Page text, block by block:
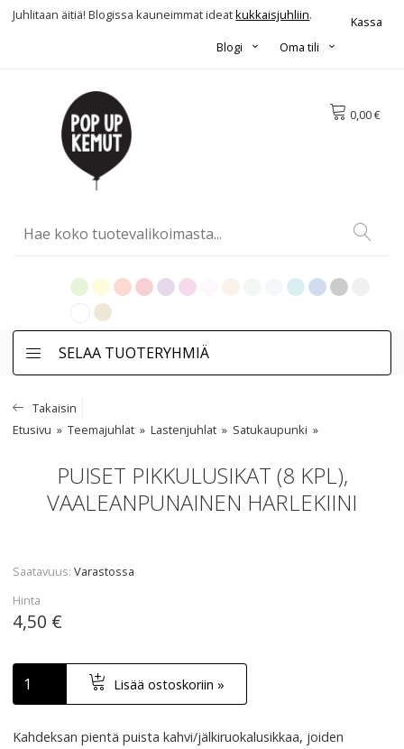
Juhlitaan äitiä! Blogissa kauneimmat ideatkukkaisjuhliin.
Kassa
Oma tili
Blogi
0,00 €
SELAA TUOTERYHMIÄ
Takaisin
Etusivu
Teemajuhlat Lastenjuhlat Satukaupunki
PUISET PIKKULUSIKAT (8 KPL),
VAALEANPUNAINEN HARLEKIINI
Saatavuus Varastossa
Hinta
4,50 €
Lisää ostoskoriin »
Kahdeksan pientä puista kahvi/jälkiruokalusikkaa, joiden